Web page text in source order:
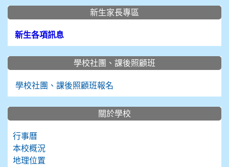
新生家長專區
新生各項訊息
學校社團、課後照顧班
學校社團、課後照顧班報名
關於學校
行事曆
本校概況
地理位置